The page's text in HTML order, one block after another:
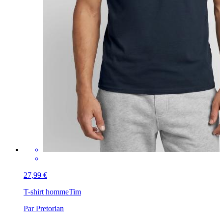
27,99 €
T-shirt hommeTim
Par Pretorian